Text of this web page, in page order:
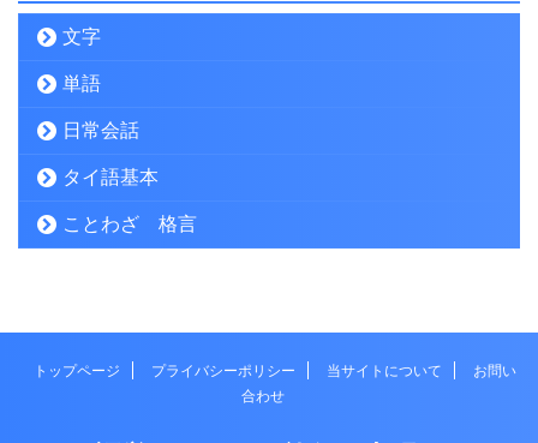
文字
単語
日常会話
タイ語基本
ことわざ 格言
トップページ プライバシーポリシー 当サイトについて
お問い
合わせ